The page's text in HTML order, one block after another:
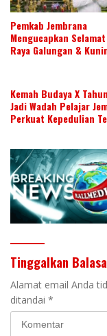
Pemkab Jembrana
Mengucapkan
Raya Galungan &
Kemah Budaya X
Jadi Wadah Pelajar
Perkuat Kepedulian
Tinggalkan
Alamat email Anda
ditandai *